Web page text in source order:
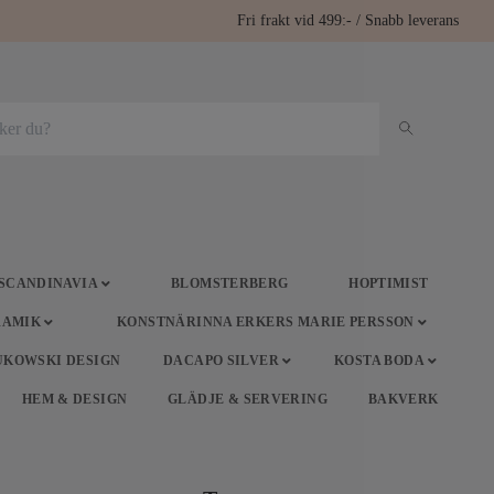
Fri frakt vid 499:- / Snabb leverans
BLOMSTERBERG HOPTIMIST
KONSTNÄRINNA ERKERS MARIE PERSSON
DESIGN DACAPO SILVER KOSTA BODA
HEM & DESIGN GLÄDJE & SERVERING BAKVERK